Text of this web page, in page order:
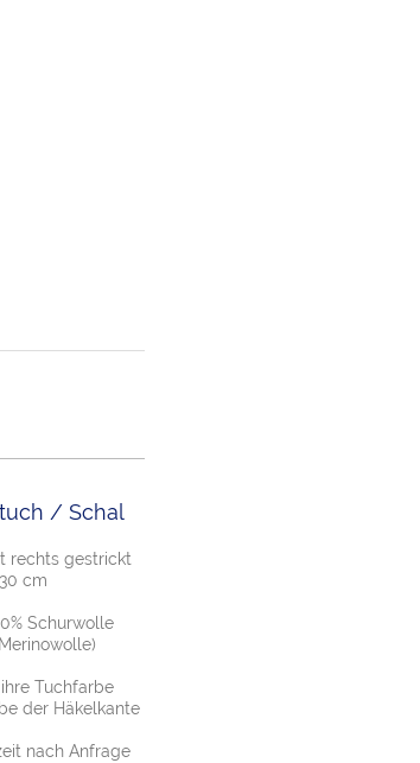
/ Schal
rechts gestrickt
cm
Schurwolle
Tuchfarbe
der Häkelkante
nach Anfrage